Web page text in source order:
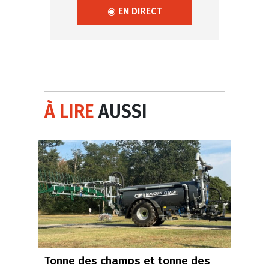
◉ EN DIRECT
À LIREAUSSI
Tonne des champs et tonne des